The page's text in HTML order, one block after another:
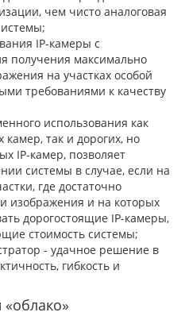
чем чисто аналоговая
IP-камеры с
получения максимально
на участках особой
требованиями к качеству
использования как
так и дорогих, но
IP-камер, позволяет
системы в случае, если на
где достаточно
изображения и на которых
дорогостоящие IP-камеры,
стоимость системы;
- удачное решение в
гибкость и